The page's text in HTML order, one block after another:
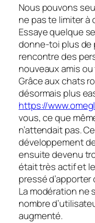
Nous pouvons
ne pas te limiter à
Essaye quelque
donne-toi plus de
rencontre des
nouveaux amis ou
Grâce aux chats
désormais plus
https://
vous, ce que
n’attendait pas.
développement
ensuite devenu
était très actif et
pressé
La modération ne
nombre
augmenté.